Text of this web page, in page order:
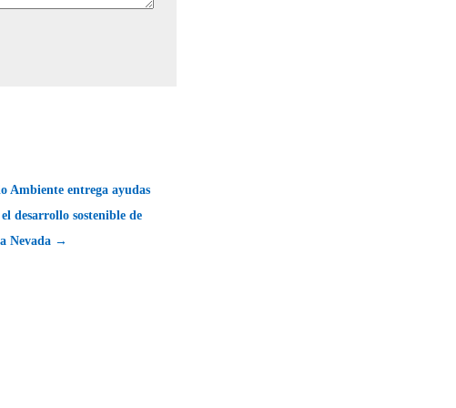
Ambiente entrega ayudas
desarrollo sostenible de
Nevada →